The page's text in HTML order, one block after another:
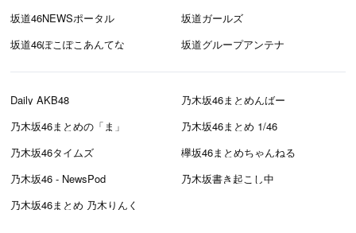
坂道46NEWSポータル
坂道ガールズ
坂道46ぽこぽこあんてな
坂道グループアンテナ
Daily AKB48
乃木坂46まとめんばー
乃木坂46まとめの「ま」
乃木坂46まとめ 1/46
乃木坂46タイムズ
欅坂46まとめちゃんねる
乃木坂46 - NewsPod
乃木坂書き起こし中
乃木坂46まとめ 乃木りんく